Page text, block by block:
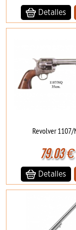
Detalles
Revolver 1107/
79.03€
Detalles